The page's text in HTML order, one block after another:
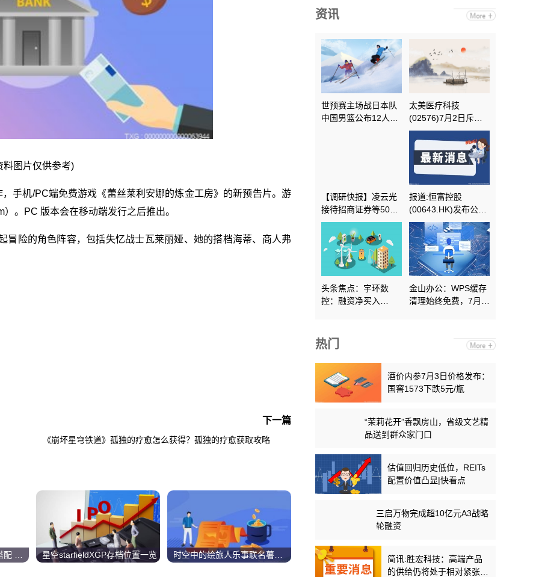
料图片仅供参考)
手机/PC端免费游戏《蕾丝莱利安娜的炼金工房》的新预告片。游
。PC 版本会在移动端发行之后推出。
冒险的角色阵容，包括失忆战士瓦莱丽娅、她的搭档海蒂、商人弗
下一篇
《崩坏星穹铁道》孤独的疗愈怎么获得？孤独的疗愈获取攻略
星空starfieldXGP存档位置一览 时空中的绘旅人乐事联名薯片怎么购买 时空中的绘旅人乐事联名薯片购买建议
资讯
世预赛主场战日本队
中国男篮公布12人名
太美医疗科技
(02576)7月2日斥资
46.9万港元回购7.24
万股|微头条
【调研快报】凌云光
接待招商证券等50家
机构调研 播报
报道:恒富控股
(00643.HK)发布公
告，该公司的股份将
于2026年7月2日下午
一时正起恢复买卖
头条焦点：宇环数
控：融资净买入
金山办公：WPS缓存
清理始终免费，7月上
热门
酒价内参7月3日价格发布：
国窖1573下跌5元/瓶
“茉莉花开”香飘房山，省级文艺精
品送到群众家门口
估值回归历史低位，REITs
配置价值凸显|快看点
三启万物完成超10亿元A3战略
轮融资
简讯:胜宏科技：高端产品
的供给仍将处于相对紧张的